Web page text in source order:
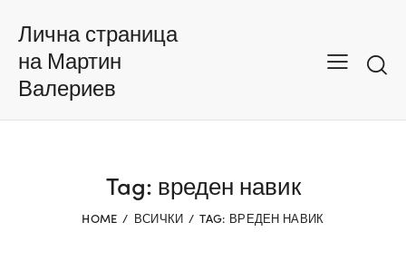
Лична страница
на Мартин
Валериев
Tag: вреден навик
HOME ВСИЧКИ TAG: ВРЕДЕН НАВИК